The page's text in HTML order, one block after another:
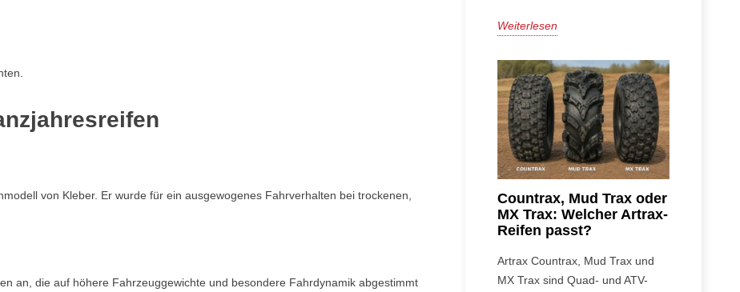
von Kleber. Er wurde für ein ausgewogenes Fahrverhalten bei trockenen,
an, die auf höhere Fahrzeuggewichte und besondere Fahrdynamik abgestimmt
Weiterlesen
Countrax, Mud Trax oder
MX Trax: Welcher Artrax-
Reifen passt?
Artrax Countrax, Mud Trax und
MX Trax sind Quad- und ATV-